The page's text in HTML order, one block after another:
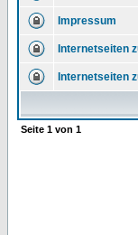
Impressum
Internetseiten
Internetseiten
Seite 1 von 1